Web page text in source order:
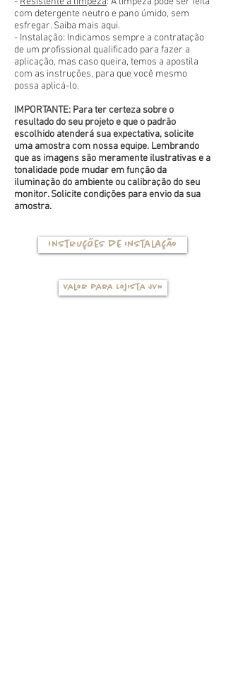
com detergente neutro e pano úmido, sem
esfregar. Saiba mais aqui.
- Instalação: Indicamos sempre a contratação
de um profissional qualificado para fazer a
aplicação, mas caso queira, temos a apostila
com as instruções, para que você mesmo
possa aplicá-lo.
IMPORTANTE: Para ter certeza sobre o
resultado do seu projeto e que o padrão
escolhido atenderá sua expectativa, solicite
uma amostra com nossa equipe. Lembrando
que as imagens são meramente ilustrativas e a
tonalidade pode mudar em função da
iluminação do ambiente ou calibração do seu
monitor. Solicite condições para envio da sua
amostra.
Instruções de instalação
Valor para Lojista JVN